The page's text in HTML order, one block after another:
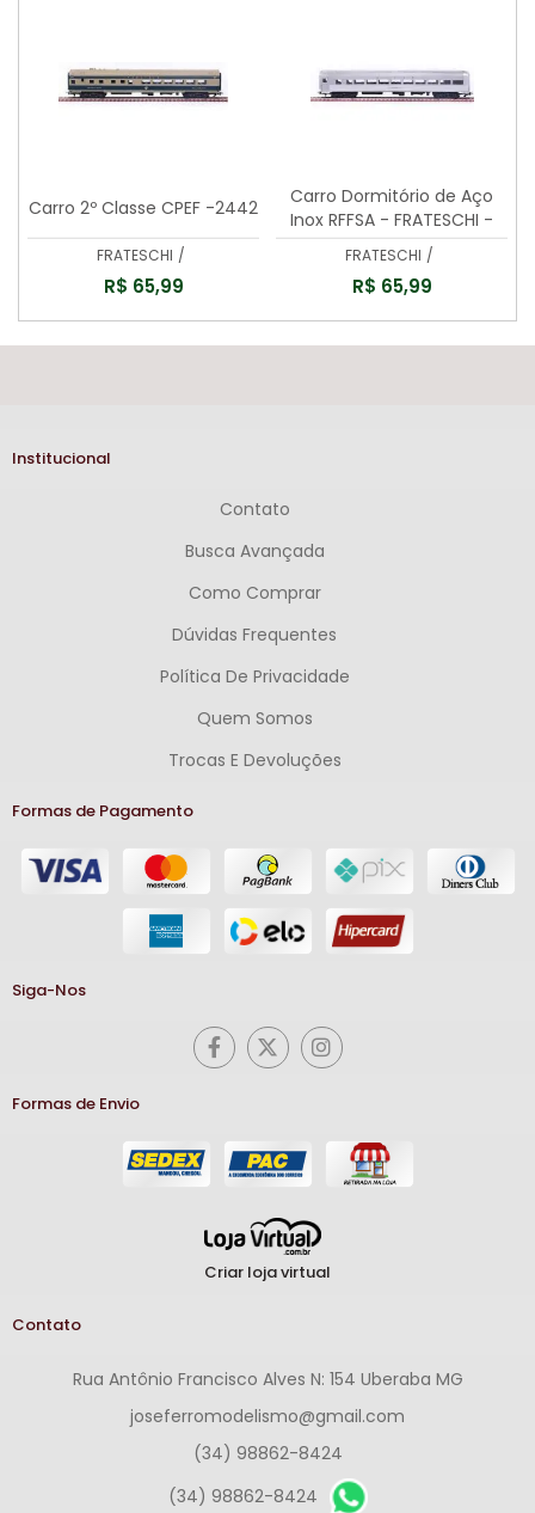
Carro 2º Classe CPEF -2442
FRATESCHI /
R$ 65,99
Carro Dormitório de Aço
Inox RFFSA - FRATESCHI -
2503
FRATESCHI /
R$ 65,99
Institucional
Contato
Busca Avançada
Como Comprar
Dúvidas Frequentes
Política De Privacidade
Quem Somos
Trocas E Devoluções
Formas de Pagamento
Siga-Nos
Formas de Envio
Criar loja virtual
Contato
Rua Antônio Francisco Alves N: 154 Uberaba MG
joseferromodelismo@gmail.com
(34) 98862-8424
(34) 98862-8424